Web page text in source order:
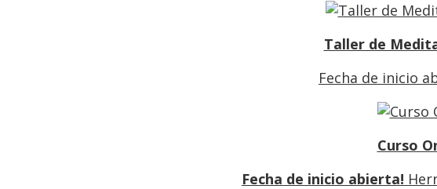
Taller de
Fecha de inicio
Curso
Fecha de inicio abierta!